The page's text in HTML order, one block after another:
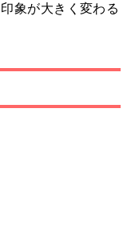
象が大きく変わる